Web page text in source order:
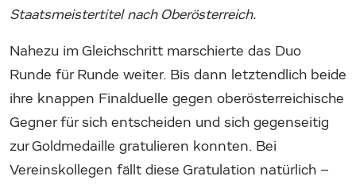
Staatsmeistertitel nach Oberösterreich.
Nahezu im Gleichschritt marschierte das Duo
Runde für Runde weiter. Bis dann letztendlich beide
ihre knappen Finalduelle gegen oberösterreichische
Gegner für sich entscheiden und sich gegenseitig
zur Goldmedaille gratulieren konnten. Bei
Vereinskollegen fällt diese Gratulation natürlich –